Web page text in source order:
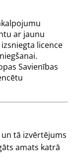
ar jaunu
licence
Savienības
tā izvērtējums
amats katrā